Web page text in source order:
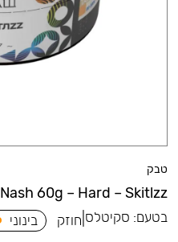
טבק
Nash 60g – Hard – Skitlzz
בטעם: סקיטלס חוזק בינוני